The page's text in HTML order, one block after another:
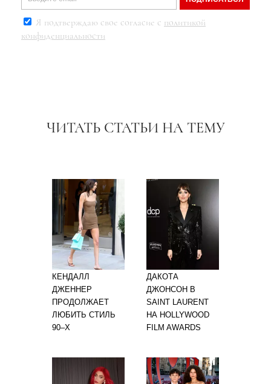
Я подтверждаю свое согласие с политикой
конфиденциальности
ЧИТАТЬ СТАТЬИ НА ТЕМУ
КЕНДАЛЛ
ДЖЕННЕР
ПРОДОЛЖАЕТ
ЛЮБИТЬ СТИЛЬ
90–Х
ДАКОТА
ДЖОНСОН В
SAINT LAURENT
НА HOLLYWOOD
FILM AWARDS